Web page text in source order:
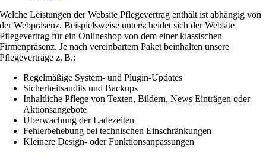
Welche Leistungen der Website Pflegevertrag enthält ist abhängig von
der Webpräsenz. Beispielsweise unterscheidet sich der Website
Pflegevertrag für ein Onlineshop von dem einer klassischen
Firmenpräsenz. Je nach vereinbartem Paket beinhalten unsere
Pflegeverträge z. B.:
Regelmäßige System- und Plugin-Updates
Sicherheitsaudits und Backups
Inhaltliche Pflege von Texten, Bildern, News Einträgen oder
Aktionsangebote
Überwachung der Ladezeiten
Fehlerbehebung bei technischen Einschränkungen
Kleinere Design- oder Funktionsanpassungen